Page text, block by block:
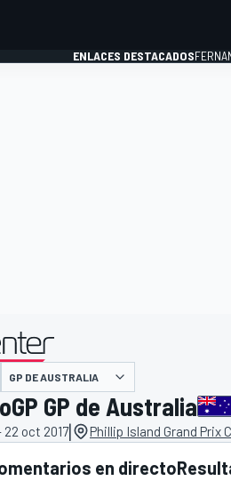
WRC
ENLACES DESTACADOS
presentado por
GP DE AUSTRALIA
GP de Australia
22 oct 2017| Phillip Island Grand Prix
en directo